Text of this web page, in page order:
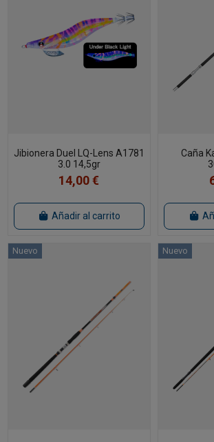
Jibionera Duel LQ-Lens A1781
3.0 14,5gr
14,00 €
Añadir al carrito
Caña
Nuevo Nuevo